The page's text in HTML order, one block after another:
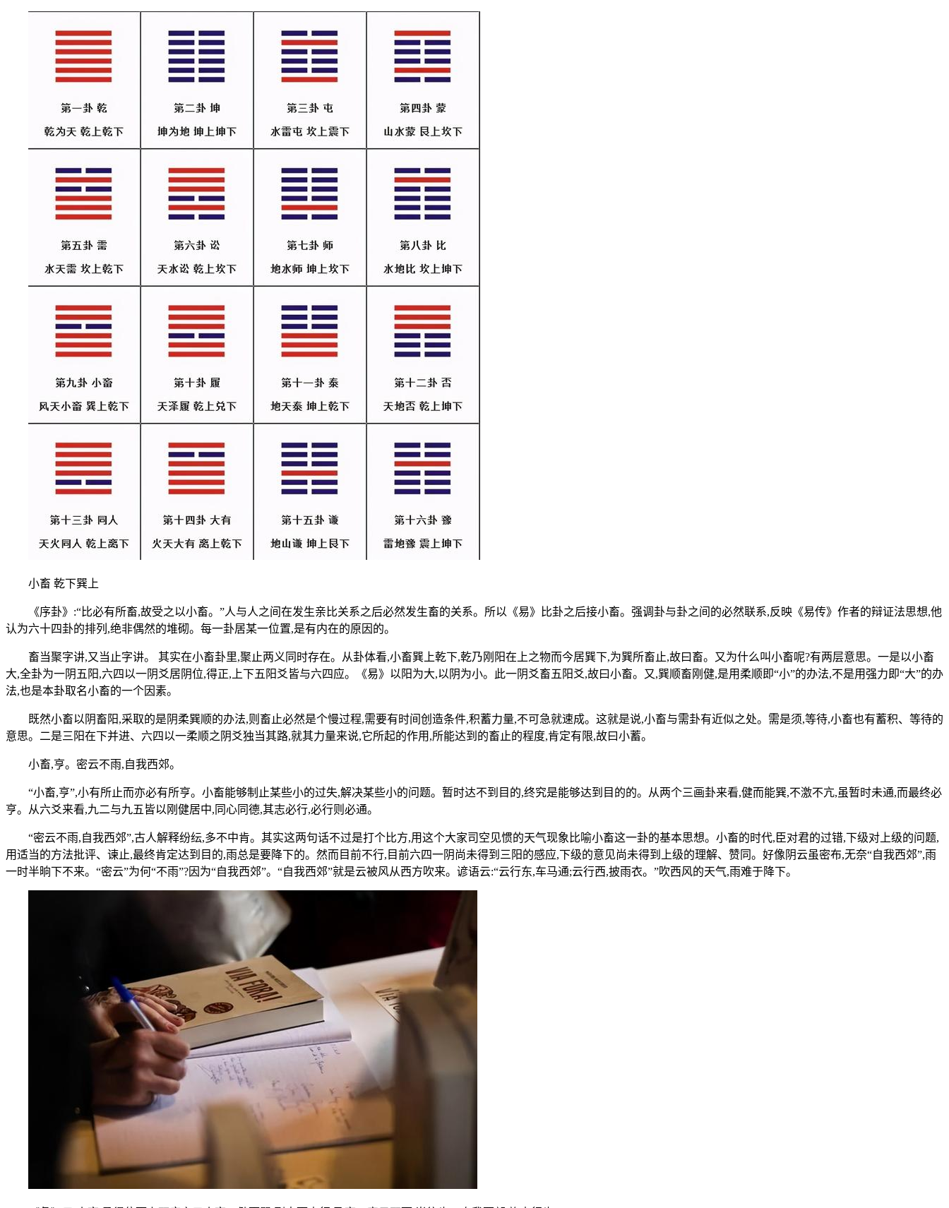
小畜 乾下巽上
《序卦》:“比必有所畜,故受之以小畜。”人与人之间在发生亲比关系之后必然发生畜的关系。所以《易》比卦之后接小畜。强调卦与卦之间的必然联系,反映《易传》作者的辩证法思想,他
认为六十四卦的排列,绝非偶然的堆砌。每一卦居某一位置,是有内在的原因的。
畜当聚字讲,又当止字讲。 其实在小畜卦里,聚止两义同时存在。从卦体看,小畜巽上乾下,乾乃刚阳在上之物而今居巽下,为巽所畜止,故曰畜。又为什么叫小畜呢?有两层意思。一是以小畜
大,全卦为一阴五阳,六四以一阴爻居阴位,得正,上下五阳爻皆与六四应。《易》以阳为大,以阴为小。此一阴爻畜五阳爻,故曰小畜。又,巽顺畜刚健,是用柔顺即“小”的办法,不是用强力即“大”的办
法,也是本卦取名小畜的一个因素。
既然小畜以阴畜阳,采取的是阴柔巽顺的办法,则畜止必然是个慢过程,需要有时间创造条件,积蓄力量,不可急就速成。这就是说,小畜与需卦有近似之处。需是须,等待,小畜也有蓄积、等待的
意思。二是三阳在下并进、六四以一柔顺之阴爻独当其路,就其力量来说,它所起的作用,所能达到的畜止的程度,肯定有限,故曰小蓄。
小畜,亨。密云不雨,自我西郊。
“小畜,亨”,小有所止而亦必有所亨。小畜能够制止某些小的过失,解决某些小的问题。暂时达不到目的,终究是能够达到目的的。从两个三画卦来看,健而能巽,不激不亢,虽暂时未通,而最终必
亨。从六爻来看,九二与九五皆以刚健居中,同心同德,其志必行,必行则必通。
“密云不雨,自我西郊”,古人解释纷纭,多不中肯。其实这两句话不过是打个比方,用这个大家司空见惯的天气现象比喻小畜这一卦的基本思想。小畜的时代,臣对君的过错,下级对上级的问题,
用适当的方法批评、谏止,最终肯定达到目的,雨总是要降下的。然而目前不行,目前六四一阴尚未得到三阳的感应,下级的意见尚未得到上级的理解、赞同。好像阴云虽密布,无奈“自我西郊”,雨
一时半晌下不来。“密云”为何“不雨”?因为“自我西郊”。“自我西郊”就是云被风从西方吹来。谚语云:“云行东,车马通;云行西,披雨衣。”吹西风的天气,雨难于降下。